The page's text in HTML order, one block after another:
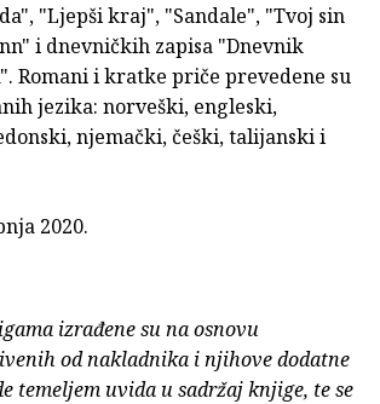
"Ljepši kraj", "Sandale", "Tvoj sin
i dnevničkih zapisa "Dnevnik
Romani i kratke priče prevedene su
jezika: norveški, engleski,
njemački, češki, talijanski i
2020.
izrađene su na osnovu
od nakladnika i njihove dodatne
temeljem uvida u sadržaj knjige, te se